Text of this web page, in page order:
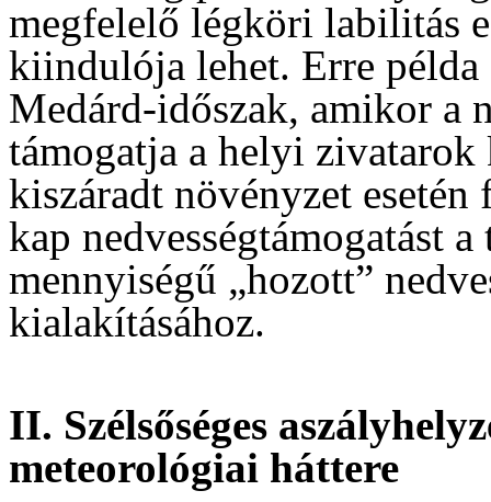
megfelelő légköri labilitás
kiindulója lehet. Erre
Medárd-időszak, amikor a
támogatja a helyi zivatarok
kiszáradt növényzet
kap nedvességtámogatást
mennyiségű „hozott”
kialakításához.
II. Szélsőséges
meteorológiai háttere